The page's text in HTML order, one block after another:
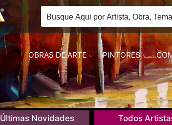
OBRAS DE ARTE PINTORES
Últimas Novidades Todos